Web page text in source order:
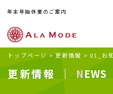
年末年始休業のご案内
トップページ > 更新情報 > 01_お
更新情報 ｜ NEWS